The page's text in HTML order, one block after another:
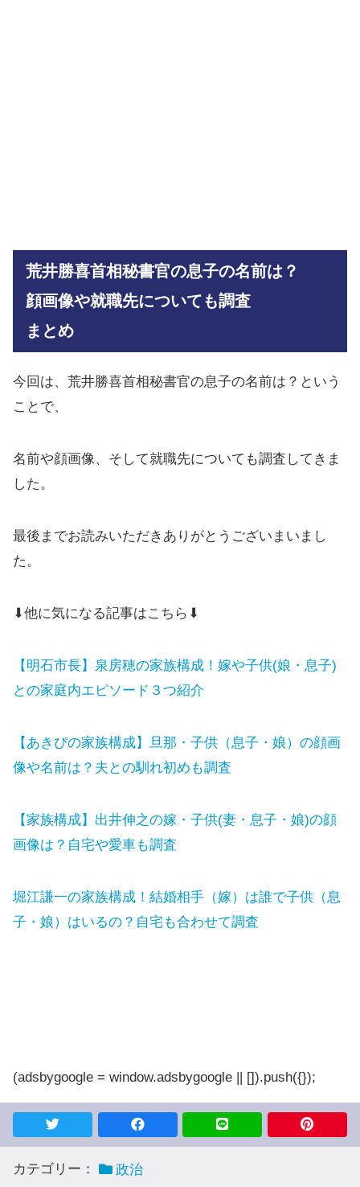
荒井勝喜首相秘書官の息子の名前は？
顔画像や就職先についても調査
まとめ
今回は、荒井勝喜首相秘書官の息子の名前は？という
ことで、
名前や顔画像、そして就職先についても調査してきま
した。
最後までお読みいただきありがとうございまいまし
た。
⬇他に気になる記事はこちら⬇
【明石市長】泉房穂の家族構成！嫁や子供(娘・息子)
との家庭内エピソード３つ紹介
【あきぴの家族構成】旦那・子供（息子・娘）の顔画
像や名前は？夫との馴れ初めも調査
【家族構成】出井伸之の嫁・子供(妻・息子・娘)の顔
画像は？自宅や愛車も調査
堀江謙一の家族構成！結婚相手（嫁）は誰で子供（息
子・娘）はいるの？自宅も合わせて調査
(adsbygoogle = window.adsbygoogle || []).push({});
カテゴリー： 政治